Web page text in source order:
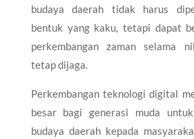
budaya daerah tidak harus
bentuk yang kaku, tetapi dapat
perkembangan zaman selama
tetap dijaga.
Perkembangan teknologi digital
besar bagi generasi muda
budaya daerah kepada